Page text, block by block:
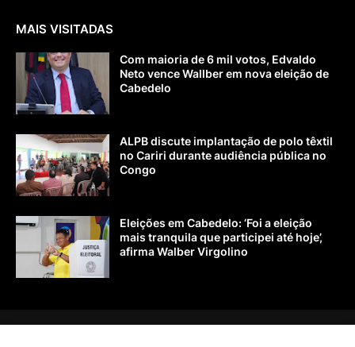
MAIS VISITADAS
Com maioria de 6 mil votos, Edvaldo
Neto vence Wallber em nova eleição de
Cabedelo
ALPB discute implantação de polo têxtil
no Cariri durante audiência pública no
Congo
Eleições em Cabedelo: ‘Foi a eleição
mais tranquila que participei até hoje’,
afirma Walber Virgolino